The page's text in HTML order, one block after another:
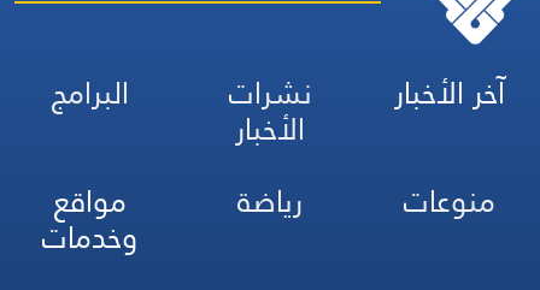
آخر الأخبار نشرات
الأخبار
البرامج
منوعات
رياضة مواقع
وخدمات